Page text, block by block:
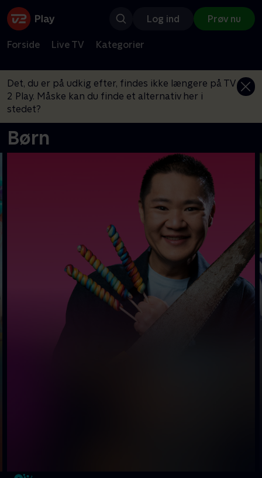
Log ind Prøv nu
Forside Live TV Kategorier
Det, du er på udkig efter, findes ikke længere på TV
2 Play. Måske kan du finde et alternativ her i
stedet?
Børn